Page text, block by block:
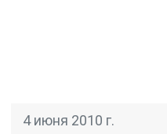
4 июня 2010 г.